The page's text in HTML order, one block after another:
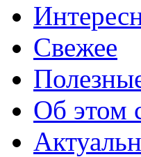
Свежее
Об этом